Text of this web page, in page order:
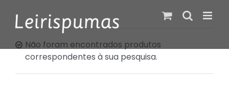
content
Não foram encontrados produtos
correspondentes à sua pesquisa.